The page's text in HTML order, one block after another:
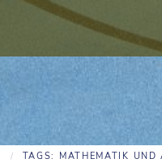
TAGS: MATHEMATIK UND